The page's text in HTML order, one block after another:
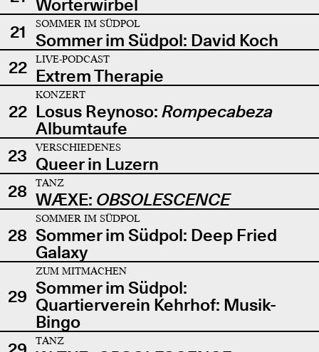
Wörterwirbel
21
SOMMER IM SÜDPOL
Sommer im Südpol: David Koch
22
LIVE-PODCAST
Extrem Therapie
22
KONZERT
Losus Reynoso: Rompecabeza
Albumtaufe
23
VERSCHIEDENES
Queer in Luzern
28
TANZ
WÆXE: OBSOLESCENCE
28
SOMMER IM SÜDPOL
Sommer im Südpol: Deep Fried
Galaxy
29
ZUM MITMACHEN
Sommer im Südpol:
Quartierverein Kehrhof: Musik-
Bingo
TANZ